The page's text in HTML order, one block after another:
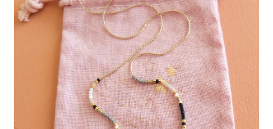
J’échange !
Mon compte
Ma Wishlist